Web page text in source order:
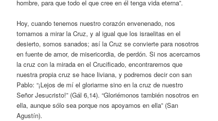
hombre, para que todo el que cree en él tenga vida eterna”.
Hoy, cuando tenemos nuestro corazón envenenado, nos
tornamos a mirar la Cruz, y al igual que los israelitas en el
desierto, somos sanados; así la Cruz se convierte para nosotros
en fuente de amor, de misericordia, de perdón. Si nos acercamos
la cruz con la mirada en el Crucificado, encontraremos que
nuestra propia cruz se hace liviana, y podremos decir con san
Pablo: “¡Lejos de mí el gloriarme sino en la cruz de nuestro
Señor Jesucristo!” (Gál 6,14). “Gloriémonos también nosotros en
ella, aunque sólo sea porque nos apoyamos en ella” (San
Agustín).